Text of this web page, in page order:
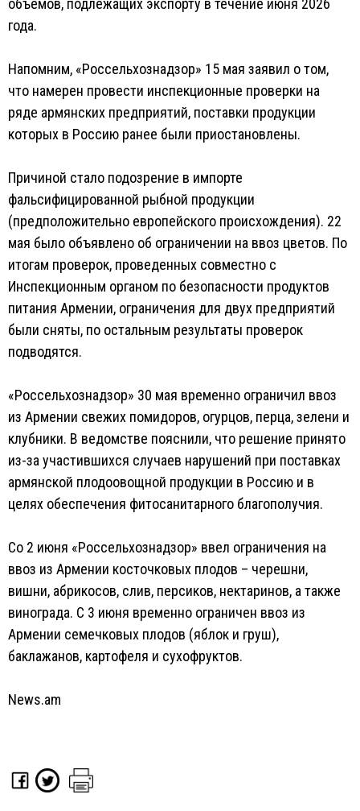
объемов, подлежащих экспорту в течение июня 2026
года.
Напомним, «Россельхознадзор» 15 мая заявил о том,
что намерен провести инспекционные проверки на
ряде армянских предприятий, поставки продукции
которых в Россию ранее были приостановлены.
Причиной стало подозрение в импорте
фальсифицированной рыбной продукции
(предположительно европейского происхождения). 22
мая было объявлено об ограничении на ввоз цветов. По
итогам проверок, проведенных совместно с
Инспекционным органом по безопасности продуктов
питания Армении, ограничения для двух предприятий
были сняты, по остальным результаты проверок
подводятся.
«Россельхознадзор» 30 мая временно ограничил ввоз
из Армении свежих помидоров, огурцов, перца, зелени и
клубники. В ведомстве пояснили, что решение принято
из-за участившихся случаев нарушений при поставках
армянской плодоовощной продукции в Россию и в
целях обеспечения фитосанитарного благополучия.
Со 2 июня «Россельхознадзор» ввел ограничения на
ввоз из Армении косточковых плодов – черешни,
вишни, абрикосов, слив, персиков, нектаринов, а также
винограда. С 3 июня временно ограничен ввоз из
Армении семечковых плодов (яблок и груш),
баклажанов, картофеля и сухофруктов.
News.am